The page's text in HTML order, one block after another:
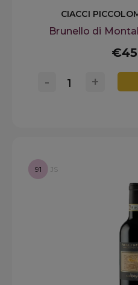
CIACCI
Brunello di
+
-
91 JS